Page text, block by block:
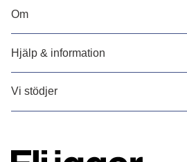
Om
Hjälp & information
Vi stödjer